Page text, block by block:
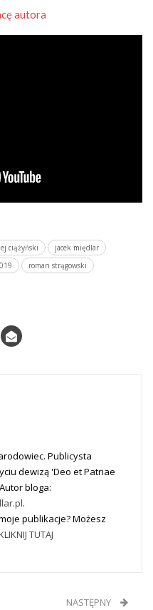
autora
ciążyński
jacek międlar
roman strągowski
Publicysta
dewizą 'Deo et Patriae
bloga:
.
publikacje? Możesz
TUTAJ
NASTĘPNY